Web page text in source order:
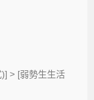
> [弱勢生生活